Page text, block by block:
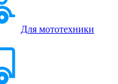
Для мототехники